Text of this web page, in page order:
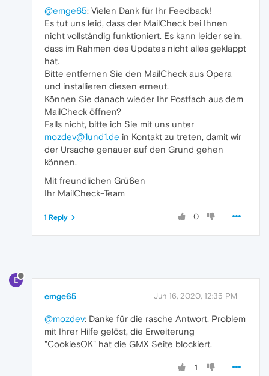
@emge65: Vielen Dank für Ihr Feedback!
Es tut uns leid, dass der MailCheck bei Ihnen
nicht vollständig funktioniert. Es kann leider sein,
dass im Rahmen des Updates nicht alles geklappt
hat.
Bitte entfernen Sie den MailCheck aus Opera
und installieren diesen erneut.
Können Sie danach wieder Ihr Postfach aus dem
MailCheck öffnen?
Falls nicht, bitte ich Sie mit uns unter
mozdev@1und1.de in Kontakt zu treten, damit wir
der Ursache genauer auf den Grund gehen
können.
Mit freundlichen Grüßen
Ihr MailCheck-Team
0
1 Reply
E
emge65 Jun 16, 2020, 12:35 PM
@mozdev: Danke für die rasche Antwort. Problem
mit Ihrer Hilfe gelöst, die Erweiterung
"CookiesOK" hat die GMX Seite blockiert.
1